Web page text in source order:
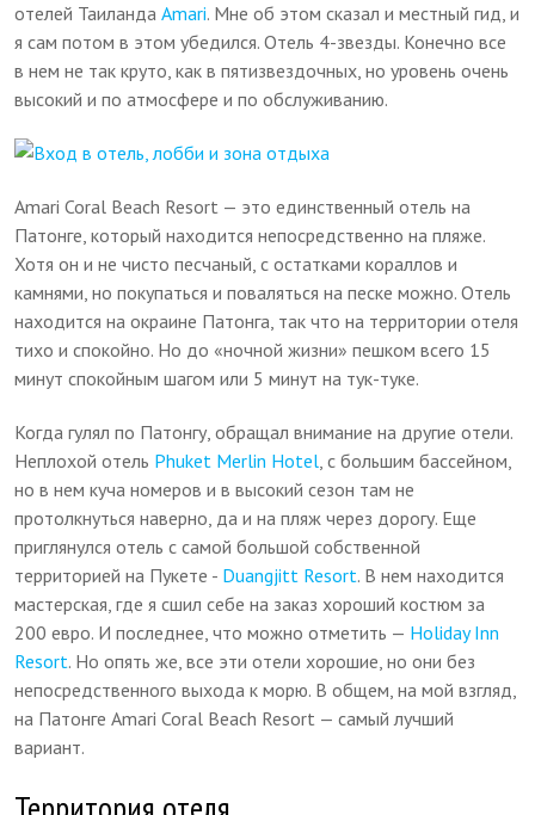
отелей ТаиландаAmari. Мне об этом сказал и местный гид, и
я сам потом в этом убедился. Отель 4-звезды. Конечно все
в нем не так круто, как в пятизвездочных, но уровень очень
высокий и по атмосфере и по обслуживанию.
Amari Coral Beach Resort — это единственный отель на
Патонге, который находится непосредственно на пляже.
Хотя он и не чисто песчаный, с остатками кораллов и
камнями, но покупаться и поваляться на песке можно. Отель
находится на окраине Патонга, так что на территории отеля
тихо и спокойно. Но до «ночной жизни» пешком всего 15
минут спокойным шагом или 5 минут на тук-туке.
Когда гулял по Патонгу, обращал внимание на другие отели.
Неплохой отель Phuket Merlin Hotel, с большим бассейном,
но в нем куча номеров и в высокий сезон там не
протолкнуться наверно, да и на пляж через дорогу. Еще
приглянулся отель с самой большой собственной
территорией на Пукете - Duangjitt Resort. В нем находится
мастерская, где я сшил себе на заказ хороший костюм за
200 евро. И последнее, что можно отметить — Holiday Inn
Resort. Но опять же, все эти отели хорошие, но они без
непосредственного выхода к морю. В общем, на мой взгляд,
на Патонге Amari Coral Beach Resort — самый лучший
вариант.